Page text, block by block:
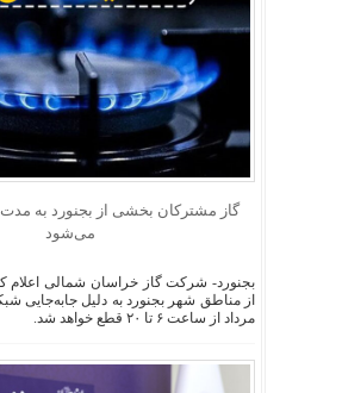
می‌شود
بجنورد- شرکت گاز خراسان شمالی اعلام
مرداد از ساعت ۶ تا ۲۰ قطع خواهد شد.